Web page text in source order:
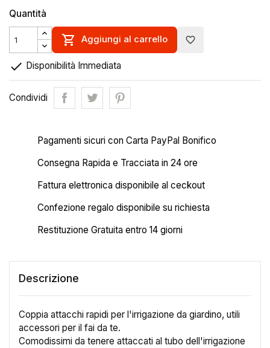
Quantità
 Aggiungi al carrello favorite_border
 Disponibilità Immediata
Condividi
Pagamenti sicuri con Carta PayPal Bonifico
Consegna Rapida e Tracciata in 24 ore
Fattura elettronica disponibile al ceckout
Confezione regalo disponibile su richiesta
Restituzione Gratuita entro 14 giorni
Descrizione
Coppia attacchi rapidi per l'irrigazione da giardino, utili
accessori per il fai da te.
Comodissimi da tenere attaccati al tubo dell'irrigazione